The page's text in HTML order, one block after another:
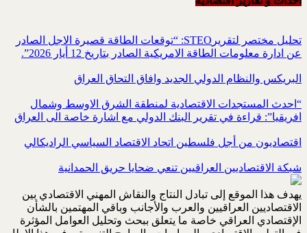
تحليل مختصر لتقريرSTEO‏: “توقعات الطاقة قصيرة الاجل الصادر
عن ادارة معلومات الطاقة الامريكية ‏الصادر بتاريخ 12 أيار 2026”.‏
البريكس والنظام الدولي الجديد وافاق التحاق العراق
“احدث المستجدات الاقتصادية لمنطقة الشرق الاوسط وشمال
افريقيا”: قراءة في تقرير البنك الدولي مع اشارة خاصة الى العراق
اقتصاديون من أجل فلسطين اتحاد الاقتصاد السياسي الراديكالي
شبكة الاقتصاديين العراقيين تنعي ضحايا حريق الحمدانية
يهدف هذا الموقع إلى تبادل النتاج والنقاش المهني الاقتصادي بين
الاقتصاديين العراقيين والعرب والأجانب وباقي المهتمين بالشأن
الإقتصادي العراقي خاصة ما يتعلق ببحث وتحليل العوامل المؤثرة